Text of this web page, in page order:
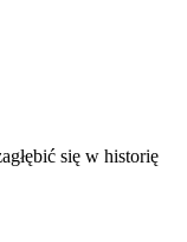
się w historię